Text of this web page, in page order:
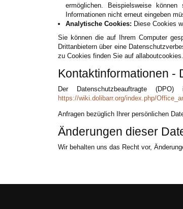
ermöglichen. Beispielsweise
Informationen nicht erneut eingeben
Analytische Cookies: Diese Cookies
Sie können die auf Ihrem Computer
Drittanbietern über eine
zu Cookies finden Sie auf
Kontaktinformationen -
Der Datenschutzbeauftragte
https://wiki.dolibarr.org/index.php/
Anfragen bezüglich Ihrer persönlichen
Änderungen dieser
Wir behalten uns das Recht vor,